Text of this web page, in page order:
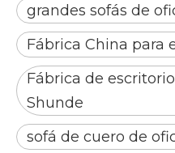
grandes sofás de
Fábrica China para
Fábrica de
Shunde
sofá de cuero de